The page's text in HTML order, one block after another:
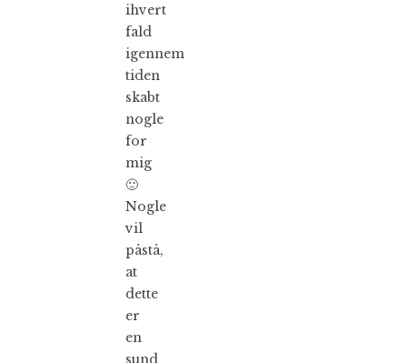
ihvert
fald
igennem
tiden
skabt
nogle
for
mig
🙂
Nogle
vil
påstå,
at
dette
er
en
sund